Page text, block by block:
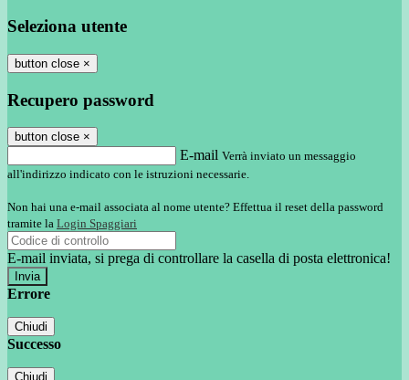
Seleziona utente
button close ×
Recupero password
button close ×
E-mail Verrà inviato un messaggio
all'indirizzo indicato con le istruzioni necessarie.
Non hai una e-mail associata al nome utente? Effettua il reset della password
tramite la Login Spaggiari
E-mail inviata, si prega di controllare la casella di posta elettronica!
Errore
Chiudi
Successo
Chiudi